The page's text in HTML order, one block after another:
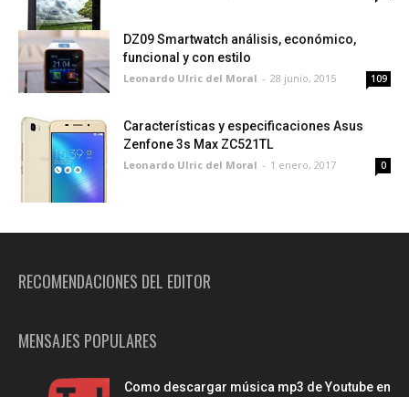
DZ09 Smartwatch análisis, económico,
funcional y con estilo
Leonardo Ulric del Moral - 28 junio, 2015 109
Características y especificaciones Asus
Zenfone 3s Max ZC521TL
Leonardo Ulric del Moral - 1 enero, 2017 0
RECOMENDACIONES DEL EDITOR
MENSAJES POPULARES
Como descargar música mp3 de Youtube en